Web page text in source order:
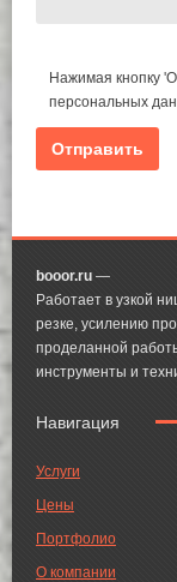
Нажимая кнопку
персональных
booor.ru —
Работает в узкой
резке, усилению
проделанной
инструменты и
Навигация
Услуги
Цены
Портфолио
О компании